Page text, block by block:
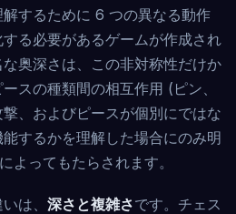
するために 6 つの異なる動作
る必要があるゲームが作成され
奥深さは、この非対称性だけか
スの種類間の相互作用 (ピン、
、およびピースが個別にではな
するかを理解した場合にのみ明
よってもたらされます。
は、 深さと複雑さです。チェス